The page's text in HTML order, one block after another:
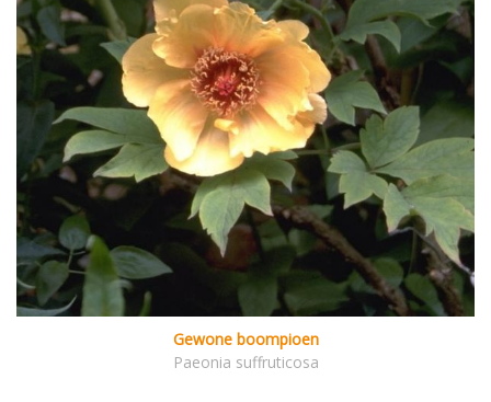
Gewone boompioen
Paeonia suffruticosa